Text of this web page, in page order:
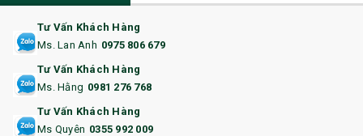
12. BÌNH NƯỚC
13. QUÀ TẶNG CAO CẤP
14. HỘP/VÍ ĐỰNG NAMECARD
15. BỘ BẤM MÓNG
Tư Vấn Khách Hàng
Ms. Lan Anh 0975 806 679
Tư Vấn Khách Hàng
Ms. Hằng 0981 276 768
Tư Vấn Khách Hàng
Ms Quyên 0355 992 009